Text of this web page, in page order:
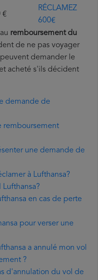
RÉCLAMEZ
600€
remboursement du
de ne pas voyager
demander le
acheté s'ils décident
demande de
remboursement
une demande de
à Lufthansa?
en cas de perte
pour verser une
a annulé mon vol
?
d'annulation du vol de